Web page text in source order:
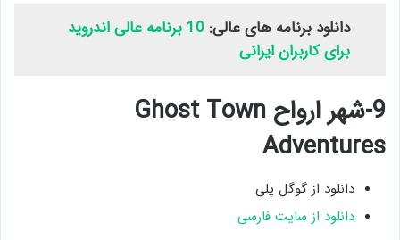
دانلود برنامه های عالی:
10 برنامه عالی اندروید
برای کاربران ایرانی
9-شهر ارواح Ghost Town
Adventures
دانلود از گوگل پلی
دانلود از سایت فارسی